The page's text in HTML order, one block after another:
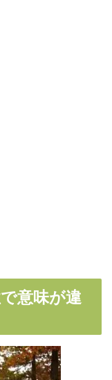
意味が違